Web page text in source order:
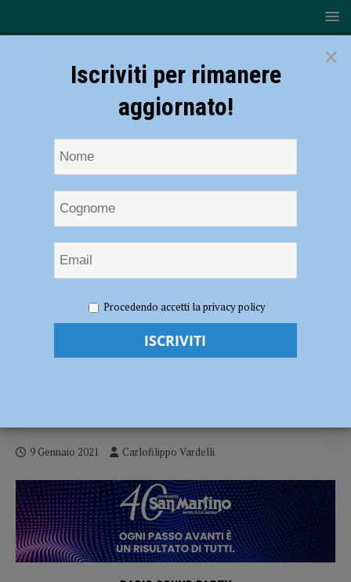
Piacenza, per battere Olginate bisogna sudare sette camicie: finale 69-
Bakery Piacenza, per battere Olginate
9 Gennaio 2021 Carlofilippo Vardelli
×
Iscriviti per rimanere
aggiornato!
Procedendo accetti la privacy policy